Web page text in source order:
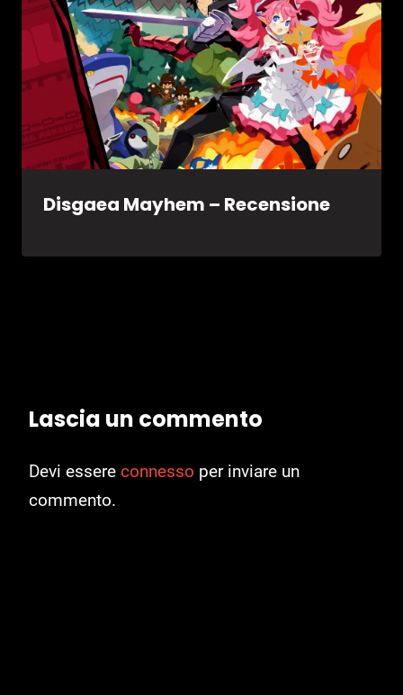
Disgaea Mayhem – Recensione
Lascia un commento
Devi essere connesso per inviare un
commento.